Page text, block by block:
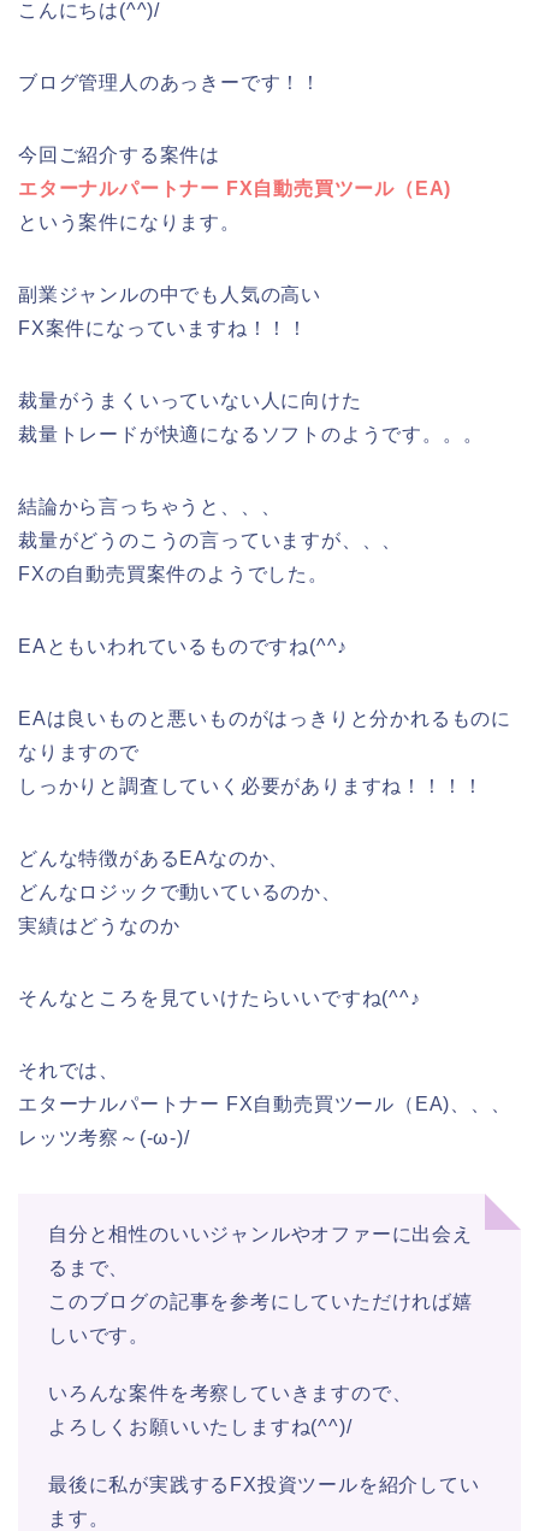
こんにちは(^^)/
ブログ管理人のあっきーです！！
今回ご紹介する案件は
エターナルパートナー FX自動売買ツール（EA)
という案件になります。
副業ジャンルの中でも人気の高い
FX案件になっていますね！！！
裁量がうまくいっていない人に向けた
裁量トレードが快適になるソフトのようです。。。
結論から言っちゃうと、、、
裁量がどうのこうの言っていますが、、、
FXの自動売買案件のようでした。
EAともいわれているものですね(^^♪
EAは良いものと悪いものがはっきりと分かれるものに
なりますので
しっかりと調査していく必要がありますね！！！！
どんな特徴があるEAなのか、
どんなロジックで動いているのか、
実績はどうなのか
そんなところを見ていけたらいいですね(^^♪
それでは、
エターナルパートナー FX自動売買ツール（EA)、、、
レッツ考察～(-ω-)/
自分と相性のいいジャンルやオファーに出会え
るまで、
このブログの記事を参考にしていただければ嬉
しいです。
いろんな案件を考察していきますので、
よろしくお願いいたしますね(^^)/
最後に私が実践するFX投資ツールを紹介してい
ます。